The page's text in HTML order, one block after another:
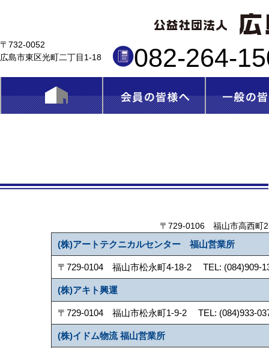
〒732-0052
広島市東区光町二丁目1-18
082-264-
〒729-0106 福山市高西
(株)アートテクニカルセンター 福山営業所
〒729-0104 福山市松永町4-18-2 TEL: (084)909-
(株)アキト興運
〒729-0104 福山市松永町1-9-2 TEL: (084)933-
(株)イドム物流 福山営業所